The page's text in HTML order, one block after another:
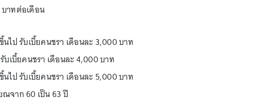
าทต่อเดือน
ไป รับเบี้ยคนชรา เดือนละ 3,000 บาท
บเบี้ยคนชรา เดือนละ 4,000 บาท
ไป รับเบี้ยคนชรา เดือนละ 5,000 บาท
จาก 60 เป็น 63 ปี